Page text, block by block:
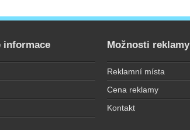
informace Možnosti reklamy
Reklamní místa
Cena reklamy
Kontakt